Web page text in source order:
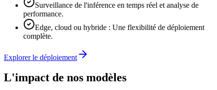
Surveillance de l'inférence en temps réel et analyse de
performance.
Edge, cloud ou hybride : Une flexibilité de déploiement
complète.
Explorer le déploiement
L'impact de nos modèles